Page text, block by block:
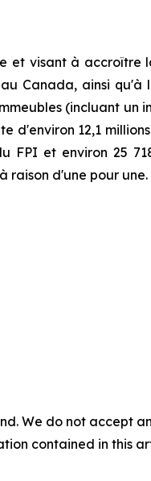
et visant à
Canada, ainsi
(incluant
12,1
FPI et environ 25
raison d'une pour une.
We do not accept
contained in this